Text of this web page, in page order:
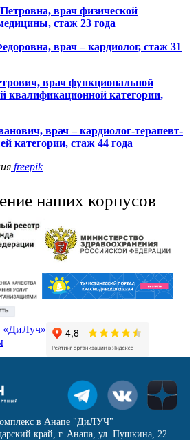
врач физической
стаж 23 года
врач – кардиолог, стаж 31
врач функциональной
квалификационной категории,
врач – кардиолог-терапевт-
категории, стаж 44 года
freepik
наших корпусов
«ДиЛуч»
в Анапе "ДиЛУЧ"
край, г. Анапа, ул. Пушкина, 22.